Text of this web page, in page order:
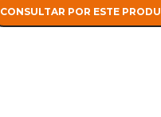
CONSULTAR POR ESTE